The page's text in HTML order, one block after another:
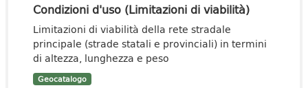
Condizioni d'uso (Limitazioni di viabilità)
Limitazioni di viabilità della rete stradale
principale (strade statali e provinciali) in termini
di altezza, lunghezza e peso
Geocatalogo